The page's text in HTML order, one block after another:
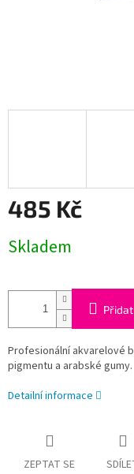
485 Kč
cena:
Skladem
Profesionální akvarelové
pigmentu a arabské gumy.
Detailní informace
ZEPTAT SE